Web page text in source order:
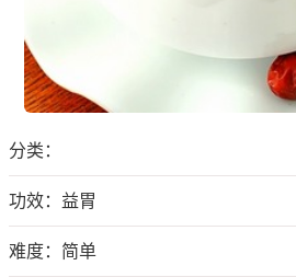
分类：
功效：益胃
难度：简单